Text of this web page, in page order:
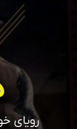
رویای